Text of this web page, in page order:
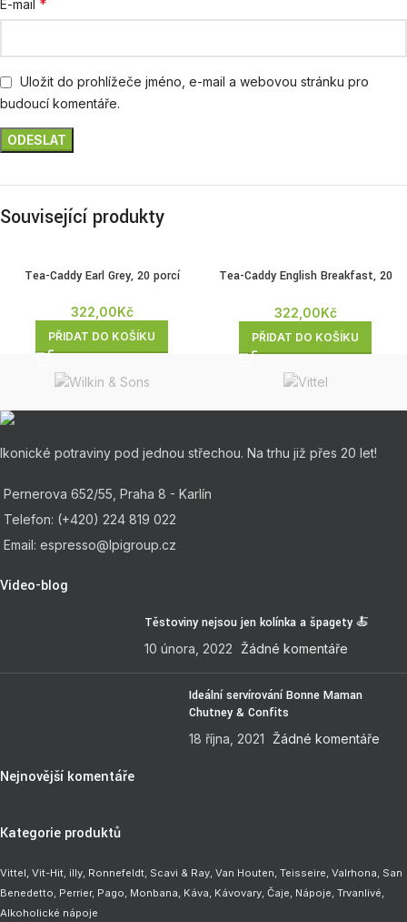
E-mail *
Uložit do prohlížeče jméno, e-mail a webovou stránku pro
budoucí komentáře.
Související produkty
Tea-Caddy Earl Grey, 20 porcí
322,00Kč
PŘIDAT DO KOŠÍKU
Tea-Caddy English Breakfast, 20
322,00Kč
PŘIDAT DO KOŠÍKU
Ikonické potraviny pod jednou střechou. Na trhu již přes 20 let!
Pernerova 652/55, Praha 8 - Karlín
Telefon: (+420) 224 819 022
Email: espresso@lpigroup.cz
Video-blog
Těstoviny nejsou jen kolínka a špagety 🍝
10 února, 2022 Žádné komentáře
Ideální servírování Bonne Maman
Chutney & Confits
18 října, 2021 Žádné komentáře
Nejnovější komentáře
Kategorie produktů
Vittel, Vit-Hit illy Ronnefeldt Scavi & Ray Van Houten Teisseire Valrhona San
Benedetto Perrier, Pago Monbana Káva Kávovary Čaje Nápoje Trvanlivé
Alkoholické nápoje